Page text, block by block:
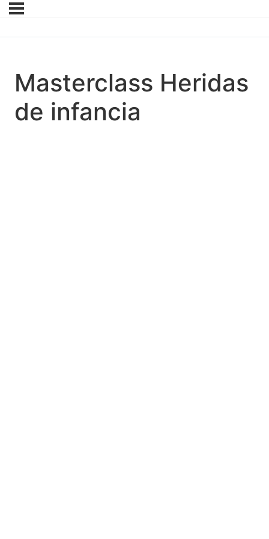
Masterclass Heridas
de infancia